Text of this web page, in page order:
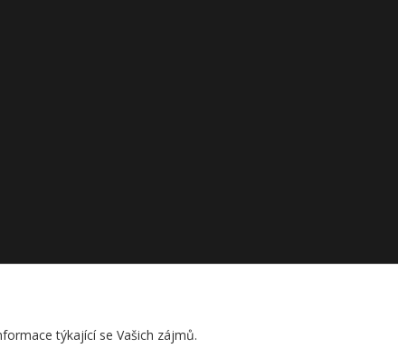
týkající se Vašich zájmů.